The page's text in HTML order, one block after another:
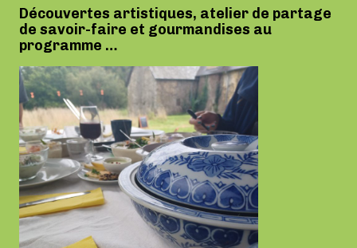
Découvertes artistiques, atelier de partage
de savoir-faire et gourmandises au
programme …